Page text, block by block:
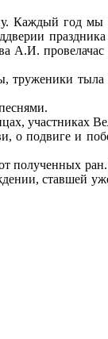
Каждый год
А.И.
труженики
участниках
о подвиге и
полученных
ставшей